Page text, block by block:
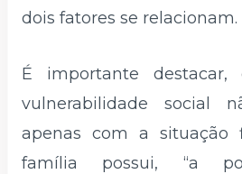
dois fatores se relacionam.
É importante
vulnerabilidade social
apenas com a situação
família possui, “a